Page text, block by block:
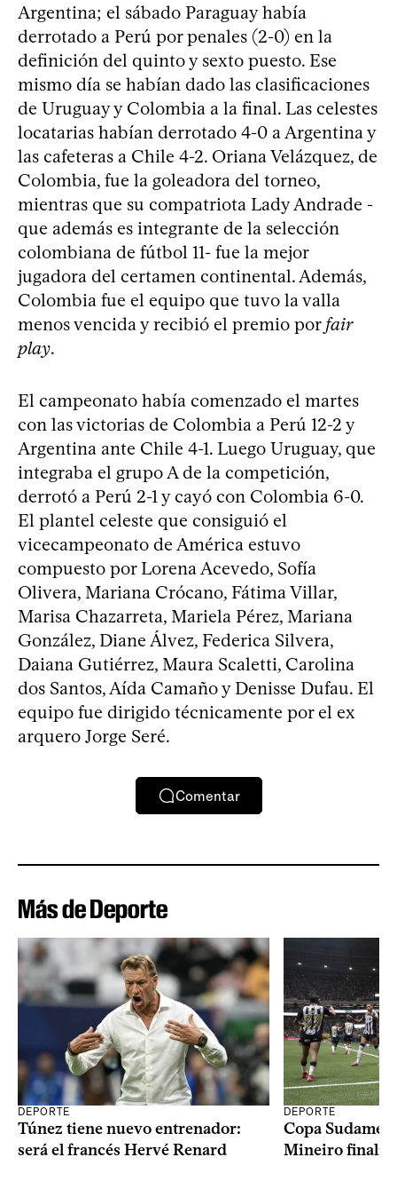
Argentina; el sábado Paraguay había
derrotado a Perú por penales (2-0) en la
definición del quinto y sexto puesto. Ese
mismo día se habían dado las clasificaciones
de Uruguay y Colombia a la final. Las celestes
locatarias habían derrotado 4-0 a Argentina y
las cafeteras a Chile 4-2. Oriana Velázquez, de
Colombia, fue la goleadora del torneo,
mientras que su compatriota Lady Andrade -
que además es integrante de la selección
colombiana de fútbol 11- fue la mejor
jugadora del certamen continental. Además,
Colombia fue el equipo que tuvo la valla
menos vencida y recibió el premio por fair
play.
El campeonato había comenzado el martes
con las victorias de Colombia a Perú 12-2 y
Argentina ante Chile 4-1. Luego Uruguay, que
integraba el grupo A de la competición,
derrotó a Perú 2-1 y cayó con Colombia 6-0.
El plantel celeste que consiguió el
vicecampeonato de América estuvo
compuesto por Lorena Acevedo, Sofía
Olivera, Mariana Crócano, Fátima Villar,
Marisa Chazarreta, Mariela Pérez, Mariana
González, Diane Álvez, Federica Silvera,
Daiana Gutiérrez, Maura Scaletti, Carolina
dos Santos, Aída Camaño y Denisse Dufau. El
equipo fue dirigido técnicamente por el ex
arquero Jorge Seré.
Comentar
Más de Deporte
DEPORTE
Túnez tiene nuevo entrenador:
será el francés Hervé Renard
DEPORTE
Copa
Mineiro